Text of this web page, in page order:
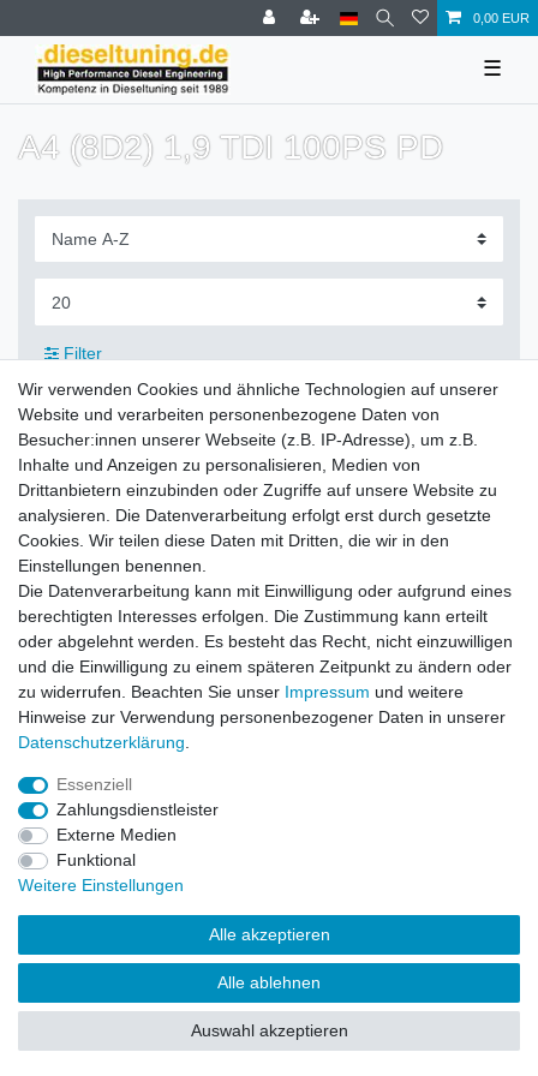
0,00 EUR
☰
A4 (8D2) 1,9 TDI 100PS PD
Filter
Zahlung und Versand
Daten­schutz­erklärung
Barrierefreiheitserklärung Widerrufs­recht
Vertrag widerrufen
© Copyright 2026 | Alle Rechte vorbehalten.
Wir verwenden Cookies und ähnliche Technologien auf unserer
Website und verarbeiten personenbezogene Daten von
Besucher:innen unserer Webseite (z.B. IP-Adresse), um z.B.
Inhalte und Anzeigen zu personalisieren, Medien von
Drittanbietern einzubinden oder Zugriffe auf unsere Website zu
analysieren. Die Datenverarbeitung erfolgt erst durch gesetzte
Cookies. Wir teilen diese Daten mit Dritten, die wir in den
Einstellungen benennen.
Die Datenverarbeitung kann mit Einwilligung oder aufgrund eines
berechtigten Interesses erfolgen. Die Zustimmung kann erteilt
oder abgelehnt werden. Es besteht das Recht, nicht einzuwilligen
und die Einwilligung zu einem späteren Zeitpunkt zu ändern oder
zu widerrufen. Beachten Sie unser Impressum und weitere
Hinweise zur Verwendung personenbezogener Daten in unserer
Daten­schutz­erklärung
Essenziell
Zahlungsdienstleister
Externe Medien
Funktional
Weitere Einstellungen
Alle akzeptieren
Alle ablehnen
Auswahl akzeptieren